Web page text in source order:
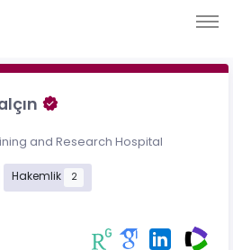
and Research Hospital
Hakemlik 2